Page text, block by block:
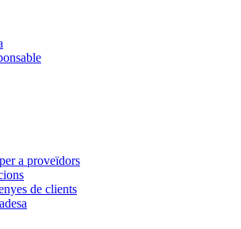
a proveïdors
de clients